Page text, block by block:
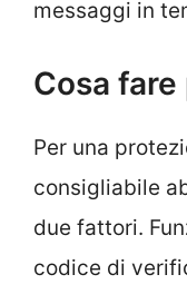
messaggi in
Cosa
Per una
consigliabile
due fattori.
codice di